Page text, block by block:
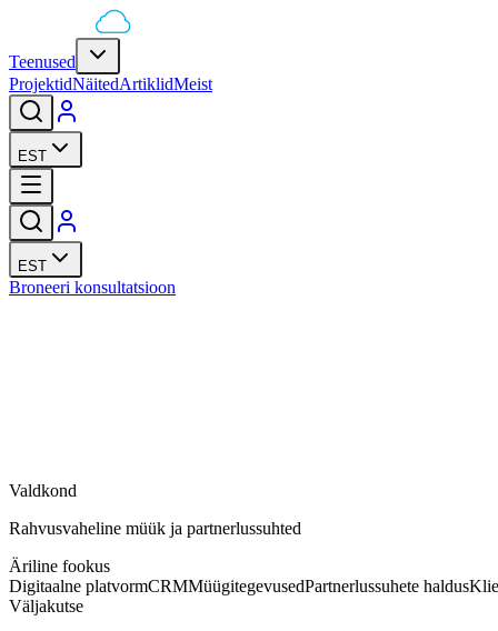
Teenused
ProjektidNäitedArtiklidMeist
EST
EST
Broneeri konsultatsioon
Valdkond
Rahvusvaheline müük ja partnerlussuhted
Äriline fookus
Digitaalne platvormCRMMüügitegevusedPartnerlussuhete haldus
Väljakutse